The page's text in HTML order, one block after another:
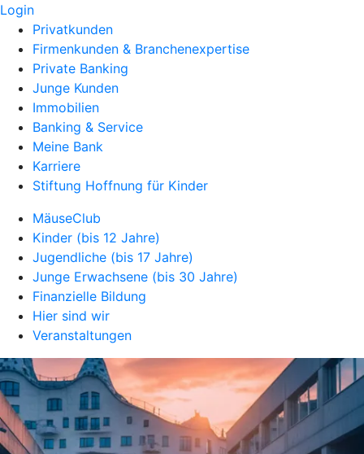
Login
Privatkunden
Firmenkunden & Branchenexpertise
Private Banking
Junge Kunden
Immobilien
Banking & Service
Meine Bank
Karriere
Stiftung Hoffnung für Kinder
MäuseClub
Kinder (bis 12 Jahre)
Jugendliche (bis 17 Jahre)
Junge Erwachsene (bis 30 Jahre)
Finanzielle Bildung
Hier sind wir
Veranstaltungen